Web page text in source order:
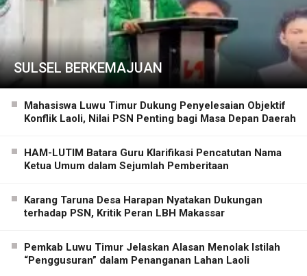
SULSEL BERKEMAJUAN
Mahasiswa Luwu Timur Dukung Penyelesaian Objektif
Konflik Laoli, Nilai PSN Penting bagi Masa Depan Daerah
HAM-LUTIM Batara Guru Klarifikasi Pencatutan Nama
Ketua Umum dalam Sejumlah Pemberitaan
Karang Taruna Desa Harapan Nyatakan Dukungan
terhadap PSN, Kritik Peran LBH Makassar
Pemkab Luwu Timur Jelaskan Alasan Menolak Istilah
“Penggusuran” dalam Penanganan Lahan Laoli